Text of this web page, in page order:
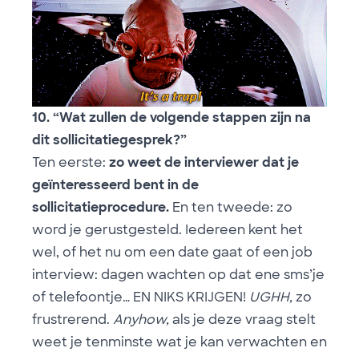
10. “Wat zullen de volgende stappen zijn na
dit sollicitatiegesprek?”
Ten eerste: zo weet de interviewer dat je
geïnteresseerd bent in de
sollicitatieprocedure. En ten tweede: zo
word je gerustgesteld. Iedereen kent het
wel, of het nu om een date gaat of een job
interview: dagen wachten op dat ene sms’je
of telefoontje… EN NIKS KRIJGEN! UGHH,zo
frustrerend. Anyhow,als je deze vraag stelt
weet je tenminste wat je kan verwachten en